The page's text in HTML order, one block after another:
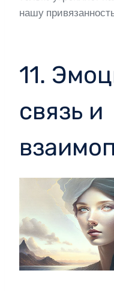
нашу
11.
связь и